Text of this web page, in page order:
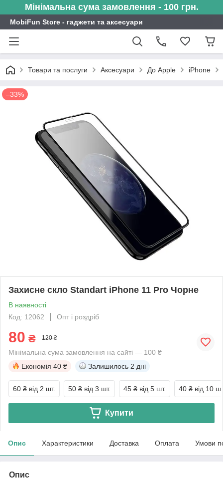
Мінімальна сума замовлення - 100 грн.
MobiFun Store - гаджети та аксесуари
Товари та послуги Аксесуари До Apple iPhone
–33%
Захисне скло Standart iPhone 11 Pro Чорне
В наявності
Код: 12062
Опт і роздріб
80 ₴ 120 ₴
Мінімальна сума замовлення на сайті — 100 ₴
Економія 40 ₴ Залишилось 2 дні
60 ₴ від 2 шт. 50 ₴ від 3 шт. 45 ₴ від 5 шт. 40 ₴ від 10
Купити
Опис Характеристики Доставка Оплата Умови
Опис